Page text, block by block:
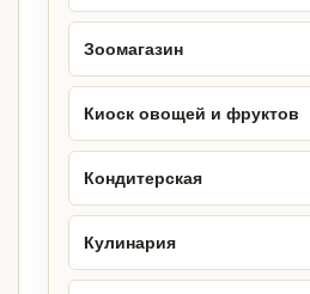
Зоомагазин
Киоск овощей и фруктов
Кондитерская
Кулинария